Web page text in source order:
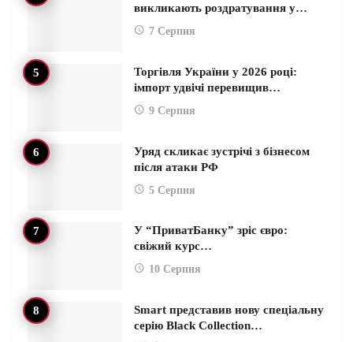
викликають роздратування у…
7 Серпня
Торгівля України у 2026 році:
імпорт удвічі перевищив…
9 Серпня
Уряд скликає зустрічі з бізнесом
після атаки РФ
5 Серпня
У “ПриватБанку” зріс євро:
свіжий курс…
10 Серпня
Smart представив нову спеціальну
серію Black Collection…